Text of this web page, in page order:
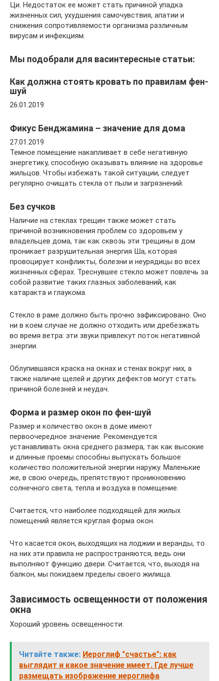
Ци. Недостаток ее может стать причиной упадка
жизненных сил, ухудшения самочувствия, апатии и
снижения сопротивляемости организма различным
вирусам и инфекциям.
Мы подобрали для васинтересные статьи:
Как должна стоять кровать по правилам фен-
шуй
26.01.2019
Фикус Бенджамина – значение для дома
27.01.2019
Темное помещение накапливает в себе негативную
энергетику, способную оказывать влияние на здоровье
жильцов. Чтобы избежать такой ситуации, следует
регулярно очищать стекла от пыли и загрязнений.
Без сучков
Наличие на стеклах трещин также может стать
причиной возникновения проблем со здоровьем у
владельцев дома, так как сквозь эти трещины в дом
проникает разрушительная энергия Ша, которая
провоцирует конфликты, болезни и неурядицы во всех
жизненных сферах. Треснувшее стекло может повлечь за
собой развитие таких глазных заболеваний, как
катаракта и глаукома.
Стекло в раме должно быть прочно зафиксировано. Оно
ни в коем случае не должно отходить или дребезжать
во время ветра: эти звуки привлекут поток негативной
энергии.
Облупившаяся краска на окнах и стенах вокруг них, а
также наличие щелей и других дефектов могут стать
причиной болезней и неудач.
Форма и размер окон по фен-шуй
Размер и количество окон в доме имеют
первоочередное значение. Рекомендуется
устанавливать окна среднего размера, так как высокие
и длинные проемы способны выпускать большое
количество положительной энергии наружу. Маленькие
же, в свою очередь, препятствуют проникновению
солнечного света, тепла и воздуха в помещение.
Считается, что наиболее подходящей для жилых
помещений является круглая форма окон.
Что касается окон, выходящих на лоджии и веранды, то
на них эти правила не распространяются, ведь они
выполняют функцию двери. Считается, что, выходя на
балкон, мы покидаем пределы своего жилища.
Зависимость освещенности от положения
окна
Хороший уровень освещенности:
Читайте также: Иероглиф "счастье": как
выглядит и какое значение имеет. Где лучше
размещать изображение иероглифа